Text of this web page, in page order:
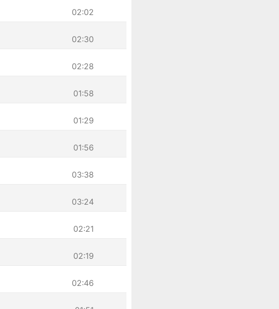
02:02
02:30
02:28
01:58
01:29
01:56
03:38
03:24
02:21
02:19
02:46